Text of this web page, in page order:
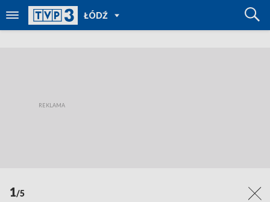
ŁÓDŹ
POWRÓT
DO
REGIONY
1/5